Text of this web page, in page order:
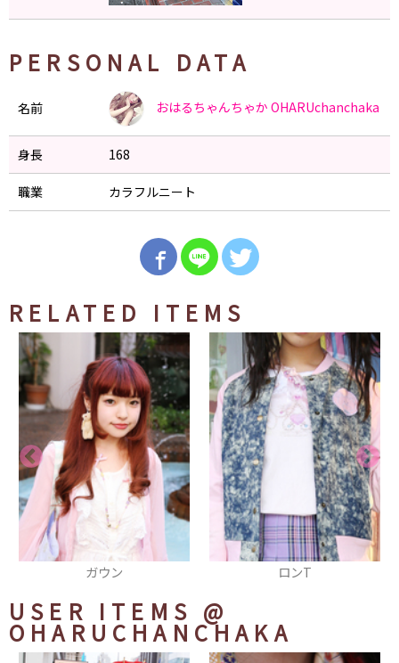
PERSONAL DATA
名前 おはるちゃんちゃか OHARUchanchaka
身長 168
職業 カラフルニート
RELATED ITEMS
USER ITEMS @
OHARUCHANCHAKA